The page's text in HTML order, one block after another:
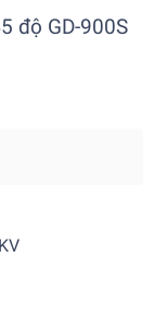
độ GD-900S